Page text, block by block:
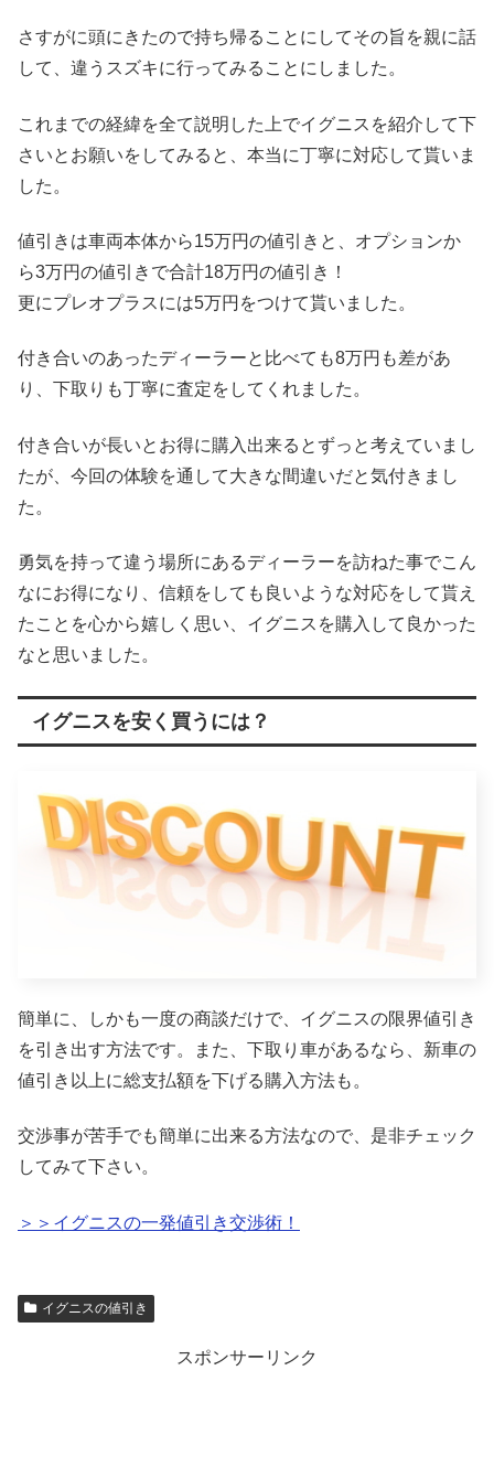
さすがに頭にきたので持ち帰ることにしてその旨を親に話
して、違うスズキに行ってみることにしました。
これまでの経緯を全て説明した上でイグニスを紹介して下
さいとお願いをしてみると、本当に丁寧に対応して貰いま
した。
値引きは車両本体から15万円の値引きと、オプションか
ら3万円の値引きで合計18万円の値引き！
更にプレオプラスには5万円をつけて貰いました。
付き合いのあったディーラーと比べても8万円も差があ
り、下取りも丁寧に査定をしてくれました。
付き合いが長いとお得に購入出来るとずっと考えていまし
たが、今回の体験を通して大きな間違いだと気付きまし
た。
勇気を持って違う場所にあるディーラーを訪ねた事でこん
なにお得になり、信頼をしても良いような対応をして貰え
たことを心から嬉しく思い、イグニスを購入して良かった
なと思いました。
イグニスを安く買うには？
簡単に、しかも一度の商談だけで、イグニスの限界値引き
を引き出す方法です。また、下取り車があるなら、新車の
値引き以上に総支払額を下げる購入方法も。
交渉事が苦手でも簡単に出来る方法なので、是非チェック
してみて下さい。
＞＞イグニスの一発値引き交渉術！
イグニスの値引き
スポンサーリンク